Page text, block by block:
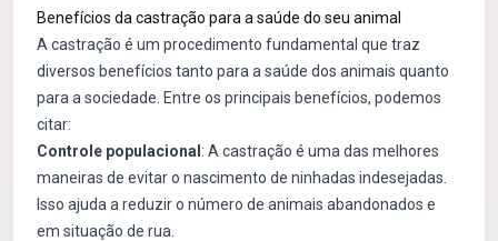
Benefícios da castração para a saúde do seu animal
A castração é um procedimento fundamental que traz
diversos benefícios tanto para a saúde dos animais quanto
para a sociedade. Entre os principais benefícios, podemos
citar:
Controle populacional : A castração é uma das melhores
maneiras de evitar o nascimento de ninhadas indesejadas.
Isso ajuda a reduzir o número de animais abandonados e
em situação de rua.